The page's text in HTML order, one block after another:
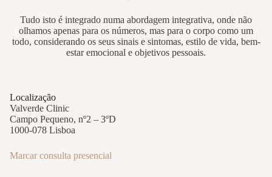
Tudo isto é integrado numa abordagem integrativa, onde não
olhamos apenas para os números, mas para o corpo como um
todo, considerando os seus sinais e sintomas, estilo de vida, bem-
estar emocional e objetivos pessoais.
Localização
Valverde Clinic
Campo Pequeno, nº2 – 3ºD
1000-078 Lisboa
Marcar consulta presencial